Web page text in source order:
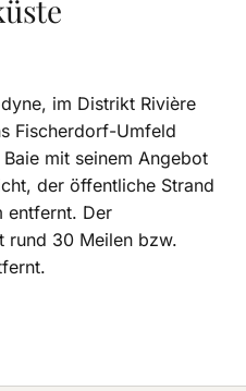
im Distrikt Rivière
Fischerdorf-Umfeld
mit seinem Angebot
der öffentliche Strand
entfernt. Der
rund 30 Meilen bzw.